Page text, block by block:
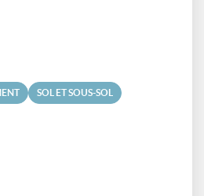
SOL ET SOUS-SOL